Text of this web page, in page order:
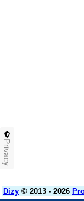
Dizy © 2013 - 2026
Privacy